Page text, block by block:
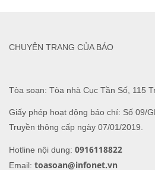
Tòa soạn: Tòa nhà Cục Tần Số, 115
Giấy phép hoạt động báo chí: Số 09/
Truyền thông cấp ngày 07/01/2019.
Hotline nội dung: 0916118822
Email: toasoan@infonet.vn
CHUYÊN TRANG CỦA BÁO